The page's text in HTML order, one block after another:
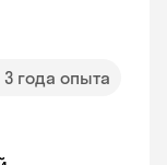
3 года опыта